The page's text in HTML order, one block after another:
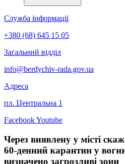
Служба інформації
+380 (68) 645 15 05
Загальний відділ
info@berdychiv-rada.gov.ua
Адреса
пл. Центральна 1
FacebookYoutube
Через виявлену у місті
60-денний карантин у
визначено загрозливі зони